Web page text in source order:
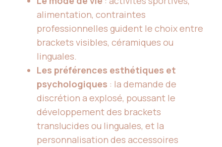
alimentation, contraintes
professionnelles guident le choix entre
brackets visibles, céramiques ou
linguales.
Les préférences esthétiques et
psychologiques : la demande de
discrétion a explosé, poussant le
développement des brackets
translucides ou linguales, et la
personnalisation des accessoires